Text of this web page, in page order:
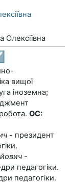
вищої
іноземна;
ОС:
- президент
-
педагогіки.
педагогіки.